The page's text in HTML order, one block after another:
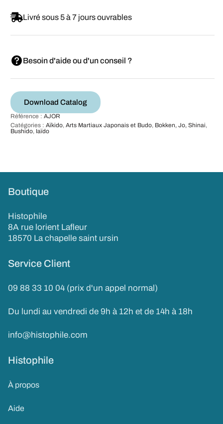
Livré sous 5 à 7 jours ouvrables
Besoin d'aide ou d'un conseil ?
Download Catalog
Référence : AJOR
Catégories : Aïkido, Arts Martiaux Japonais et Budo, Bokken, Jo, Shinai,
Bushido, Iaïdo
Boutique
Histophile
8A rue lorient Lafleur
18570 La chapelle saint ursin
Service Client
09 88 33 10 04 (prix d'un appel normal)
Du lundi au vendredi de 9h à 12h et de 14h à 18h
info@histophile.com
Histophile
À propos
Aide